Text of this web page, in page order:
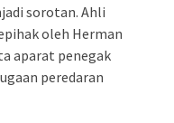
sorotan. Ahli
oleh Herman
aparat penegak
peredaran